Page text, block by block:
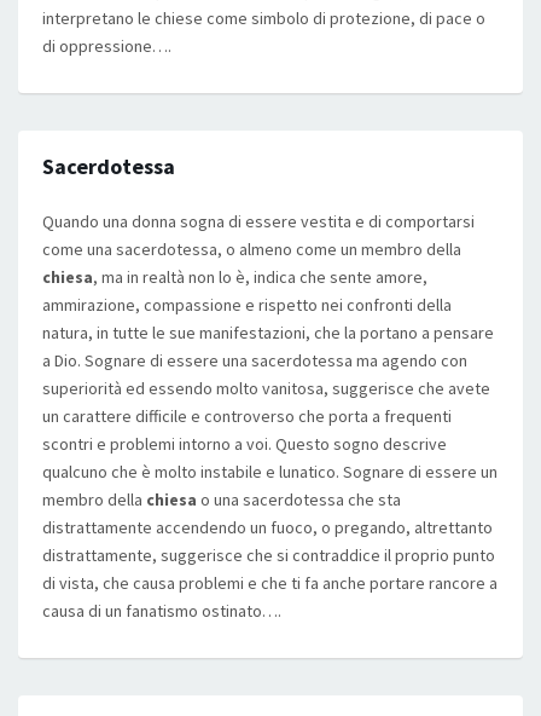
interpretano le chiese come simbolo di protezione, di pace o
di oppressione….
Sacerdotessa
Quando una donna sogna di essere vestita e di comportarsi
come una sacerdotessa, o almeno come un membro della
chiesa, ma in realtà non lo è, indica che sente amore,
ammirazione, compassione e rispetto nei confronti della
natura, in tutte le sue manifestazioni, che la portano a pensare
a Dio. Sognare di essere una sacerdotessa ma agendo con
superiorità ed essendo molto vanitosa, suggerisce che avete
un carattere difficile e controverso che porta a frequenti
scontri e problemi intorno a voi. Questo sogno descrive
qualcuno che è molto instabile e lunatico. Sognare di essere un
membro della chiesa o una sacerdotessa che sta
distrattamente accendendo un fuoco, o pregando, altrettanto
distrattamente, suggerisce che si contraddice il proprio punto
di vista, che causa problemi e che ti fa anche portare rancore a
causa di un fanatismo ostinato….